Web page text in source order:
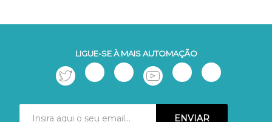
LIGUE-SE À MAIS AUTOMAÇÃO